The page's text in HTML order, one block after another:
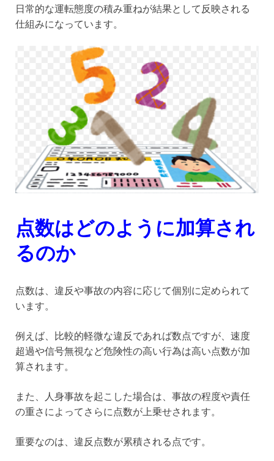
日常的な運転態度の積み重ねが結果として反映される
仕組みになっています。
点数はどのように加算され
るのか
点数は、違反や事故の内容に応じて個別に定められて
います。
例えば、比較的軽微な違反であれば数点ですが、速度
超過や信号無視など危険性の高い行為は高い点数が加
算されます。
また、人身事故を起こした場合は、事故の程度や責任
の重さによってさらに点数が上乗せされます。
重要なのは、違反点数が累積される点です。